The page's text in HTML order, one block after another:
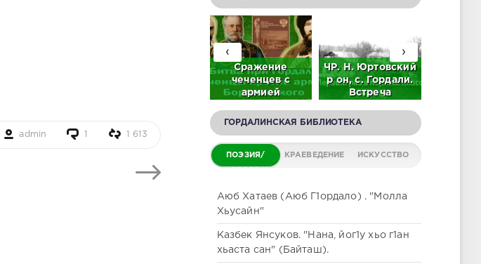
admin 1 613
гордалинского с.
(ВИДЕО)
Сражение
чеченцев с
армией
окраинах
ЧР. Н. Юртовский
р он, с. Гордали.
Встреча
71. 2023 г.
›
‹
ГОРДАЛИНСКАЯ БИБЛИОТЕКА
ПОЭЗИЯ/ КРАЕВЕДЕНИЕ ИСКУССТВО
Аюб Хатаев (Аюб Г1ордало) . "Молла
Хьусайн"
Казбек Янсуков. "Нана, йог1у хьо г1ан
хьаста сан" (Байташ).